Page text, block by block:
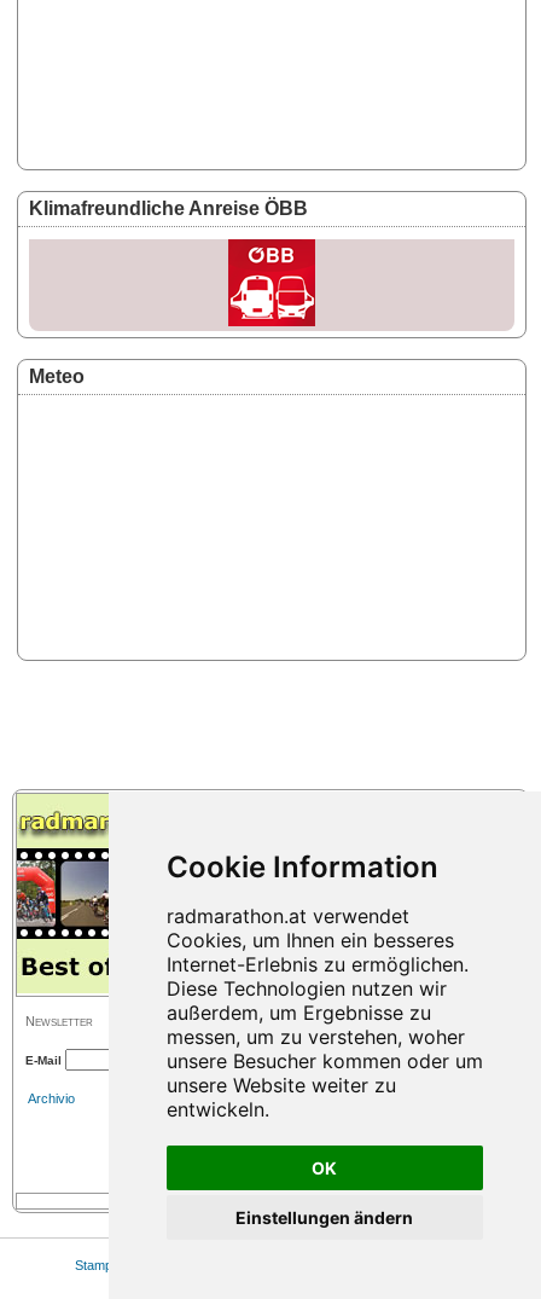
OK
Einstellungen ändern
Klimafreundliche Anreise ÖBB
Meteo
Newsletter
E-Mail
Archivio
Stampa